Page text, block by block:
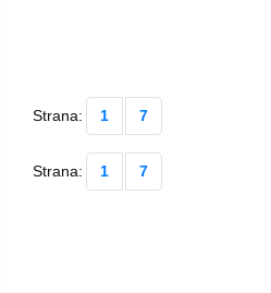
Strana: 1 7
Strana: 1 7